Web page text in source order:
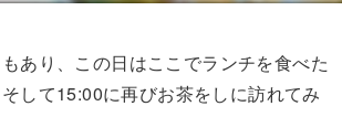
あり、この日はここでランチを食べた
して15:00に再びお茶をしに訪れてみ